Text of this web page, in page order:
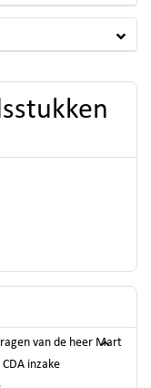
van de heer Mart
inzake